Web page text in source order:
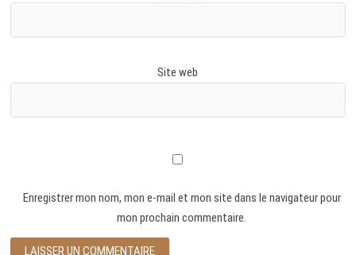
Site web
Enregistrer mon nom, mon e-mail et mon site dans le navigateur pour
mon prochain commentaire.